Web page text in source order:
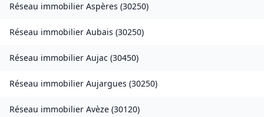
Réseau immobilier Aspères (30250)
Réseau immobilier Aubais (30250)
Réseau immobilier Aujac (30450)
Réseau immobilier Aujargues (30250)
Réseau immobilier Avèze (30120)